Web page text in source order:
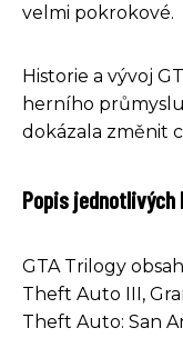
velmi pokrokové.
Historie a vývoj
herního
dokázala změnit
Popis jednotlivých
GTA Trilogy
Theft Auto III,
Theft Auto: San